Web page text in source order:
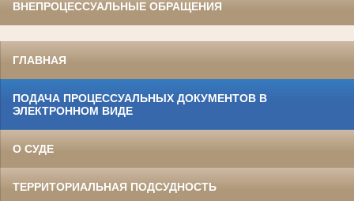
ВНЕПРОЦЕССУАЛЬНЫЕ ОБРАЩЕНИЯ
ГЛАВНАЯ
ПОДАЧА ПРОЦЕССУАЛЬНЫХ ДОКУМЕНТОВ В
ЭЛЕКТРОННОМ ВИДЕ
О СУДЕ
ТЕРРИТОРИАЛЬНАЯ ПОДСУДНОСТЬ